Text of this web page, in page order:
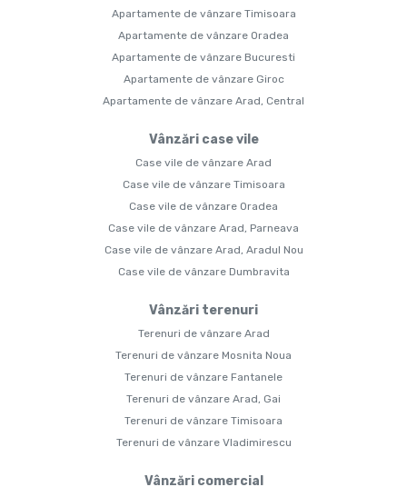
Apartamente de vânzare Timisoara
Apartamente de vânzare Oradea
Apartamente de vânzare Bucuresti
Apartamente de vânzare Giroc
Apartamente de vânzare Arad, Central
Vânzări case vile
Case vile de vânzare Arad
Case vile de vânzare Timisoara
Case vile de vânzare Oradea
Case vile de vânzare Arad, Parneava
Case vile de vânzare Arad, Aradul Nou
Case vile de vânzare Dumbravita
Vânzări terenuri
Terenuri de vânzare Arad
Terenuri de vânzare Mosnita Noua
Terenuri de vânzare Fantanele
Terenuri de vânzare Arad, Gai
Terenuri de vânzare Timisoara
Terenuri de vânzare Vladimirescu
Vânzări comercial